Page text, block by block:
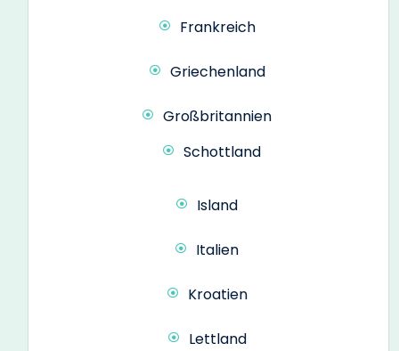
Frankreich
Griechenland
Großbritannien
Schottland
Island
Italien
Kroatien
Lettland